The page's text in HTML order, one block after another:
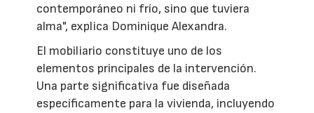
contemporáneo ni frío, sino que tuviera
alma", explica Dominique Alexandra.
El mobiliario constituye uno de los
elementos principales de la intervención.
Una parte significativa fue diseñada
específicamente para la vivienda, incluyendo